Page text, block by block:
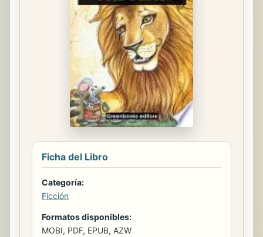
Ficha del Libro
Categoría:
Ficción
Formatos disponibles:
MOBI, PDF, EPUB, AZW